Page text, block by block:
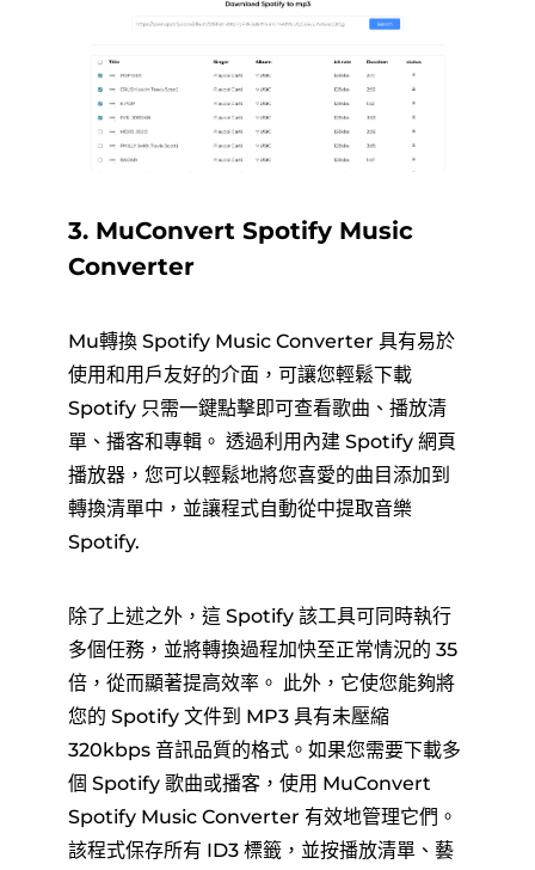
3. MuConvert Spotify Music
Converter
Mu轉換 Spotify Music Converter 具有易於
使用和用戶友好的介面，可讓您輕鬆下載
Spotify 只需一鍵點擊即可查看歌曲、播放清
單、播客和專輯。 透過利用內建 Spotify 網頁
播放器，您可以輕鬆地將您喜愛的曲目添加到
轉換清單中，並讓程式自動從中提取音樂
Spotify.
除了上述之外，這 Spotify 該工具可同時執行
多個任務，並將轉換過程加快至正常情況的 35
倍，從而顯著提高效率。 此外，它使您能夠將
您的 Spotify 文件到 MP3 具有未壓縮
320kbps 音訊品質的格式。如果您需要下載多
個 Spotify 歌曲或播客，使用 MuConvert
Spotify Music Converter 有效地管理它們。
該程式保存所有 ID3 標籤，並按播放清單、藝